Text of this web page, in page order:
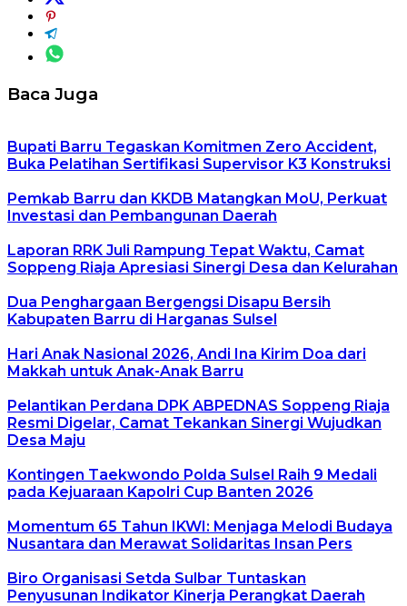
Baca Juga
Bupati Barru Tegaskan Komitmen Zero Accident,
Buka Pelatihan Sertifikasi Supervisor K3 Konstruksi
Pemkab Barru dan KKDB Matangkan MoU, Perkuat
Investasi dan Pembangunan Daerah
Laporan RRK Juli Rampung Tepat Waktu, Camat
Soppeng Riaja Apresiasi Sinergi Desa dan Kelurahan
Dua Penghargaan Bergengsi Disapu Bersih
Kabupaten Barru di Harganas Sulsel
Hari Anak Nasional 2026, Andi Ina Kirim Doa dari
Makkah untuk Anak-Anak Barru
Pelantikan Perdana DPK ABPEDNAS Soppeng Riaja
Resmi Digelar, Camat Tekankan Sinergi Wujudkan
Desa Maju
Kontingen Taekwondo Polda Sulsel Raih 9 Medali
pada Kejuaraan Kapolri Cup Banten 2026
Momentum 65 Tahun IKWI: Menjaga Melodi Budaya
Nusantara dan Merawat Solidaritas Insan Pers
Biro Organisasi Setda Sulbar Tuntaskan
Penyusunan Indikator Kinerja Perangkat Daerah